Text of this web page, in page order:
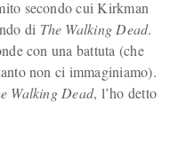
secondo cui Kirkman
di The Walking Dead.
con una battuta (che
non ci immaginiamo).
Walking Dead, l’ho detto